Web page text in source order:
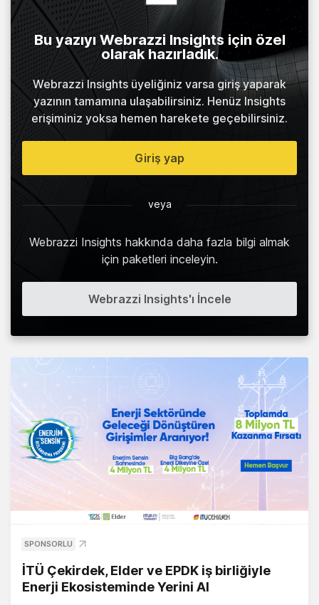
Bu yazıyı Webrazzi Insights için özel
olarak hazırladık.
Webrazzi Insights üyeliğiniz varsa giriş yaparak
yazının tamamına ulaşabilirsiniz. Henüz Insights
erişiminiz yoksa hemen harekete geçebilirsiniz.
Giriş yap
veya
Webrazzi Insights hakkında daha fazla bilgi almak
için paketleri inceleyin.
Webrazzi Insights'ı İncele
SPONSORLU
İTÜ Çekirdek, Elder ve EPDK iş birliğiyle
Enerji Ekosisteminde Yerini Al